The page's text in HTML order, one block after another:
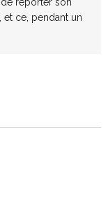
reporter son
ce, pendant un